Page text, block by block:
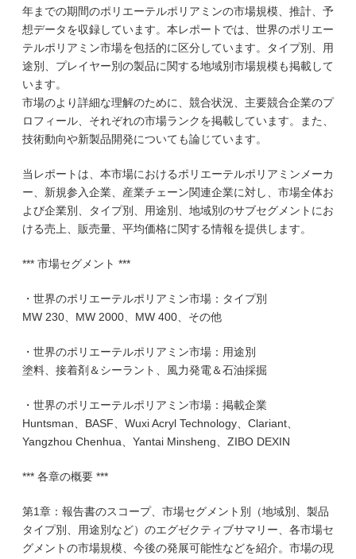
年までの期間のポリエーテルポリアミンの市場規模、推計、予
想データを収録しています。本レポートでは、世界のポリエー
テルポリアミン市場を包括的に区分しています。タイプ別、用
途別、プレイヤー別の製品に関する地域別市場規模も掲載して
います。
市場のより詳細な理解のために、競合状況、主要競合企業のプ
ロフィール、それぞれの市場ランクを掲載しています。また、
技術動向や新製品開発についても論じています。
当レポートは、本市場におけるポリエーテルポリアミンメーカ
ー、新規参入企業、産業チェーン関連企業に対し、市場全体お
よび企業別、タイプ別、用途別、地域別のサブセグメントにお
ける売上、販売量、平均価格に関する情報を提供します。
*** 市場セグメント ***
・世界のポリエーテルポリアミン市場：タイプ別
MW 230、MW 2000、MW 400、その他
・世界のポリエーテルポリアミン市場：用途別
塗料、接着剤＆シーラント、風力発電＆石油採掘
・世界のポリエーテルポリアミン市場：掲載企業
Huntsman、BASF、Wuxi Acryl Technology、Clariant、
Yangzhou Chenhua、Yantai Minsheng、ZIBO DEXIN
*** 各章の概要 ***
第1章：報告書のスコープ、市場セグメント別（地域別、製品
タイプ別、用途別など）のエグゼクティブサマリー、各市場セ
グメントの市場規模、今後の発展可能性などを紹介。市場の現